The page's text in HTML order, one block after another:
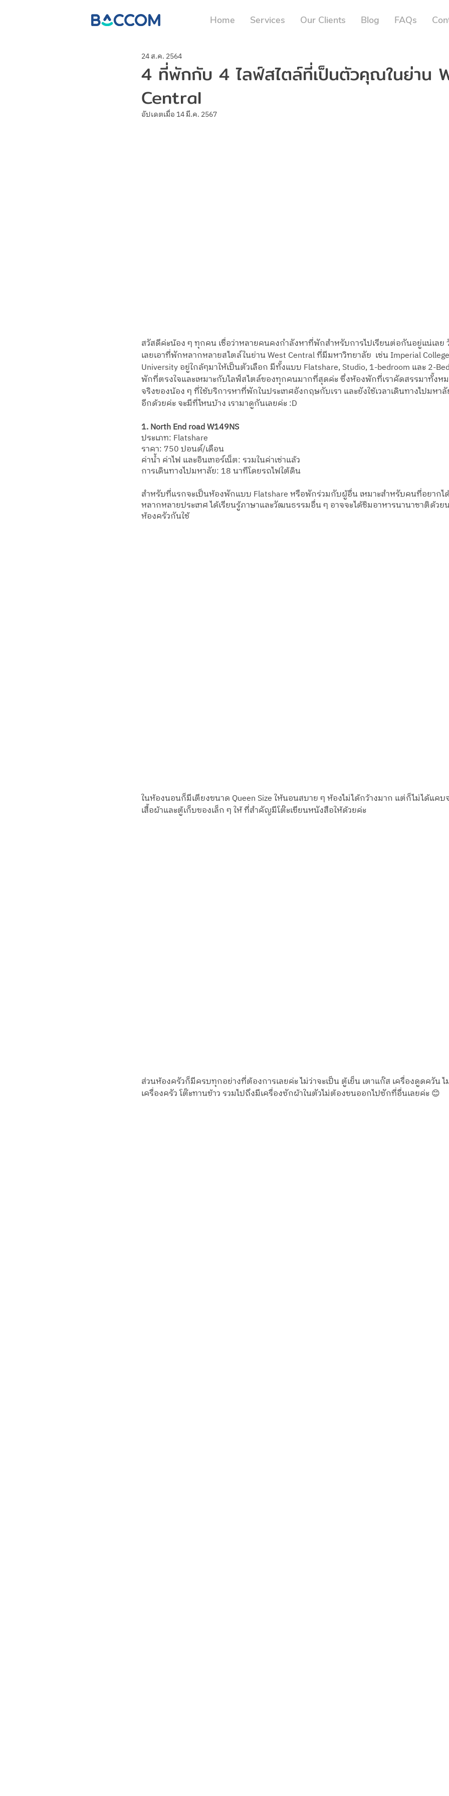
Home Services Our Clients Blog FAQs
4 ที่พักกับ 4 ไลฟ์สไตล์ที่เป็นตัวคุณในย่าน
Central
24 ส.ค. 2564
อัปเดตเมื่อ 14 มี.ค. 2567
สวัสดีค่ะน้อง ๆ ทุกคน เชื่อว่าหลายคนคงกำลังหาที่พักสำหรับการไปเรียนต่อกันอยู่แน่เล
เลยเอาที่พักหลากหลายสไตล์ในย่าน West Central ที่มีมหาวิทยาลัย  เช่น Imperial
University อยู่ใกล้ๆมาให้เป็นตัวเลือก มีทั้งแบบ Flatshare, Studio, 1-bedroom และ 2-
พักที่ตรงใจและเหมาะกับไลฟ์สไตล์ของทุกคนมากที่สุดค่ะ ซึ่งห้องพักที่เราคัดสรรมาทั้งห
จริงของน้อง ๆ ที่ใช้บริการหาที่พักในประเทศอังกฤษกับเรา และยังใช้เวลาเดินทางไปมหา
อีกด้วยค่ะ จะมีที่ไหนบ้าง เรามาดูกันเลยค่ะ :D
1. North End road W149NS
ประเภท: Flatshare
ราคา: 750 ปอนด์/เดือน
ค่าน้ำ ค่าไฟ และอินเทอร์เน็ต: รวมในค่าเช่าแล้ว
การเดินทางไปมหาลัย: 18 นาทีโดยรถไฟใต้ดิน
สำหรับที่แรกจะเป็นห้องพักแบบ Flatshare หรือพักร่วมกับผู้อื่น เหมาะสำหรับคนที่อยากไ
หลากหลายประเทศ ได้เรียนรู้ภาษาและวัฒนธรรมอื่น ๆ อาจจะได้ชิมอาหารนานาชาติด้วย
ห้องครัวกันใช้
ในห้องนอนก็มีเตียงขนาด Queen Size ให้นอนสบาย ๆ ห้องไม่ได้กว้างมาก แต่ก็ไม่ได้แค
เสื้อผ้าและตู้เก็บของเล็ก ๆ ให้ ที่สำคัญมีโต๊ะเขียนหนังสือให้ด้วยค่ะ
ส่วนห้องครัวก็มีครบทุกอย่างที่ต้องการเลยค่ะ ไม่ว่าจะเป็น ตู้เย็น เตาแก๊ส เครื่องดูดควัน ไ
เครื่องครัว โต๊ะทานข้าว รวมไปถึงมีเครื่องซักผ้าในตัวไม่ต้องขนออกไปซักที่อื่นเลยค่ะ 😊